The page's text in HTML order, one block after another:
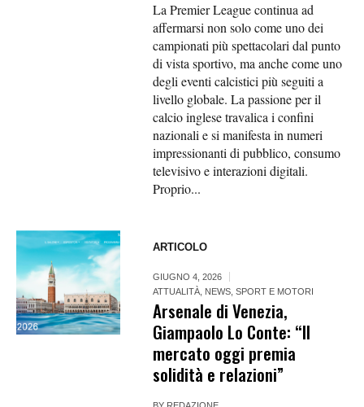
La Premier League continua ad
affermarsi non solo come uno dei
campionati più spettacolari dal punto
di vista sportivo, ma anche come uno
degli eventi calcistici più seguiti a
livello globale. La passione per il
calcio inglese travalica i confini
nazionali e si manifesta in numeri
impressionanti di pubblico, consumo
televisivo e interazioni digitali.
Proprio...
ARTICOLO
GIUGNO 4, 2026
ATTUALITÀ NEWS ,SPORT E MOTORI
Arsenale di Venezia,
Giampaolo Lo Conte: “Il
mercato oggi premia
solidità e relazioni”